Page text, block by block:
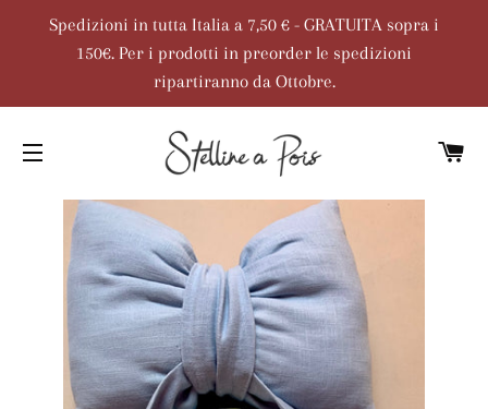
Spedizioni in tutta Italia a 7,50 € - GRATUITA sopra i
150€. Per i prodotti in preorder le spedizioni
ripartiranno da Ottobre.
NAVIGAZIONE DEL SITO